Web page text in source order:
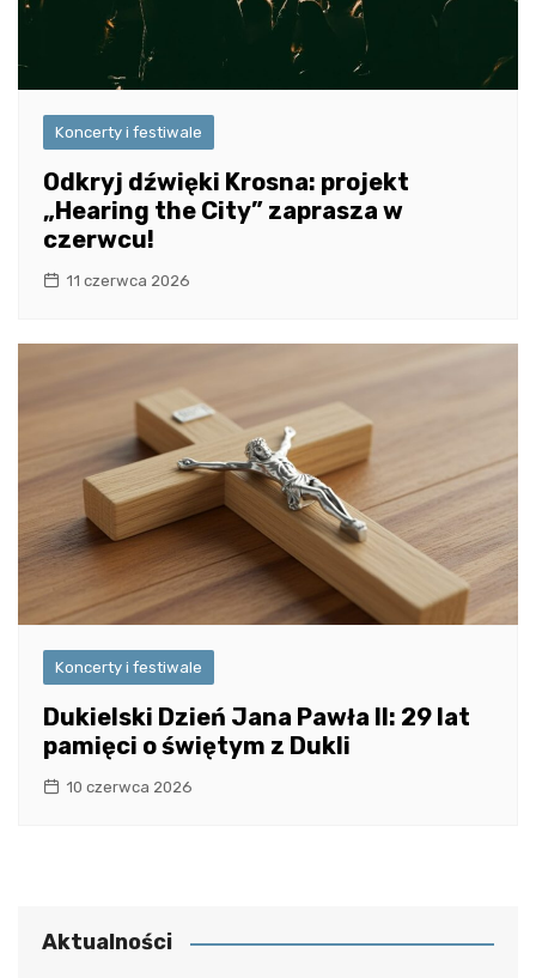
Koncerty i festiwale
Odkryj dźwięki Krosna: projekt
„Hearing the City” zaprasza w
czerwcu!
11 czerwca 2026
Koncerty i festiwale
Dukielski Dzień Jana Pawła II: 29 lat
pamięci o świętym z Dukli
10 czerwca 2026
Aktualności